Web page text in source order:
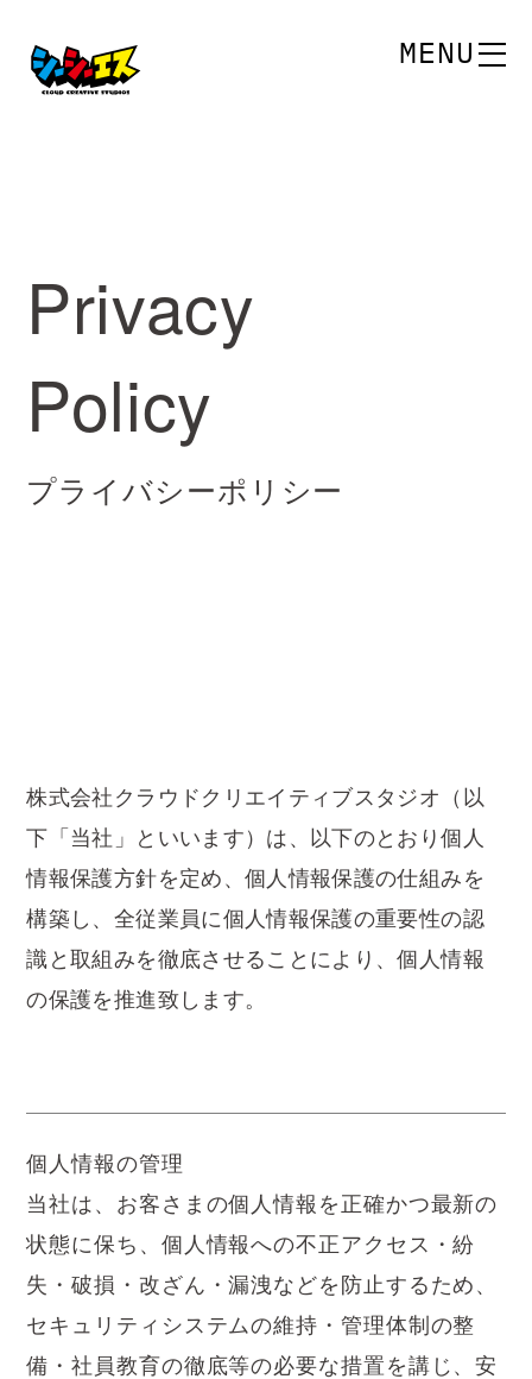
MENU
Privacy
Policy
プライバシーポリシー
株式会社クラウドクリエイティブスタジオ​（以
下「当社」といいます）は、以下のとおり個人
情報保護方針を定め、個人情報保護の仕組みを
構築し、全従業員に個人情報保護の重要性の認
識と取組みを徹底させることにより、個人情報
の保護を推進致します。
個人情報の管理
当社は、お客さまの個人情報を正確かつ最新の
状態に保ち、個人情報への不正アクセス・紛
失・破損・改ざん・漏洩などを防止するため、
セキュリティシステムの維持・管理体制の整
備・社員教育の徹底等の必要な措置を講じ、安